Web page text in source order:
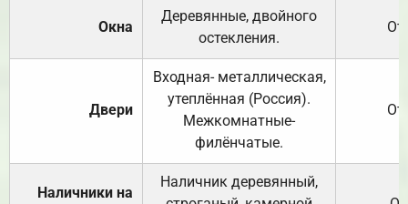
Окна
Деревянные, двойного
остекления.
Двери
Входная- металлическая,
утеплённая (Россия).
Межкомнатные-
филёнчатые.
Наличники на
Наличник деревянный,